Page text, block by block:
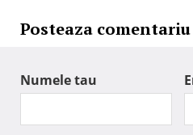
Posteaza comentariu
Numele tau